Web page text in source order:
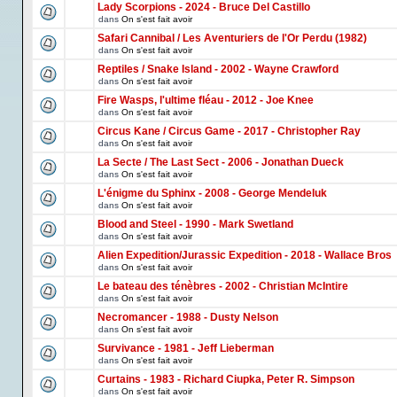
Lady Scorpions - 2024 - Bruce Del Castillo
dans On s'est fait avoir
Safari Cannibal / Les Aventuriers de l'Or Perdu (1982)
dans On s'est fait avoir
Reptiles / Snake Island - 2002 - Wayne Crawford
dans On s'est fait avoir
Fire Wasps, l'ultime fléau - 2012 - Joe Knee
dans On s'est fait avoir
Circus Kane / Circus Game - 2017 - Christopher Ray
dans On s'est fait avoir
La Secte / The Last Sect - 2006 - Jonathan Dueck
dans On s'est fait avoir
L'énigme du Sphinx - 2008 - George Mendeluk
dans On s'est fait avoir
Blood and Steel - 1990 - Mark Swetland
dans On s'est fait avoir
Alien Expedition/Jurassic Expedition - 2018 - Wallace Bros
dans On s'est fait avoir
Le bateau des ténèbres - 2002 - Christian McIntire
dans On s'est fait avoir
Necromancer - 1988 - Dusty Nelson
dans On s'est fait avoir
Survivance - 1981 - Jeff Lieberman
dans On s'est fait avoir
Curtains - 1983 - Richard Ciupka, Peter R. Simpson
dans On s'est fait avoir